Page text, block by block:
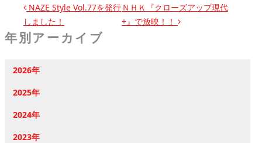
投稿ナビゲーション
NAZE Style Vol.77を発行
しました！
ＮＨＫ『クローズアップ現代
+』で放映！！
年別アーカイブ
2026年
2025年
2024年
2023年